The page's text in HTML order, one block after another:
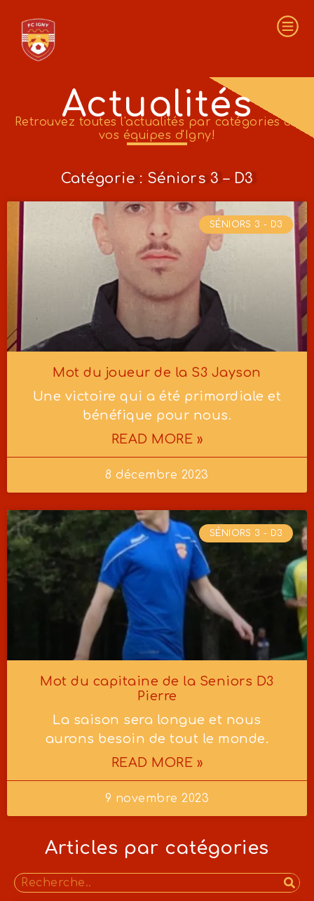
Actualités
Retrouvez toutes l'actualités par catégories de
vos équipes d'Igny!
Catégorie : Séniors 3 – D3
SÉNIORS 3 - D3
Mot du joueur de la S3 Jayson
Une victoire qui a été primordiale et
bénéfique pour nous.
READ MORE »
8 décembre 2023
SÉNIORS 3 - D3
Mot du capitaine de la Seniors D3
Pierre
La saison sera longue et nous
aurons besoin de tout le monde.
READ MORE »
9 novembre 2023
Articles par catégories